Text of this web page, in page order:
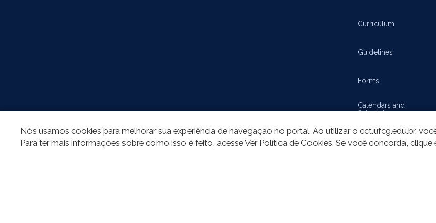
Curriculum
Guidelines
Forms
Calendars and
Schedules
SOCIAL
Nós usamos cookies para melhorar sua experiência de navegação no portal. Ao utilizar o cct.ufcg.edu.br,
Para ter mais informações sobre como isso é feito, acesse Ver Política de Cookies. Se você concorda, clique